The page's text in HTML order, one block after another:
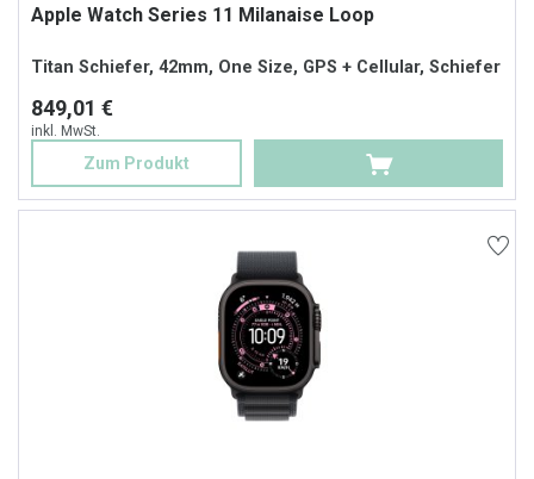
Apple Watch Series 11 Milanaise Loop
Titan Schiefer, 42mm, One Size, GPS + Cellular, Schiefer
849,01 €
inkl. MwSt.
Zum Produkt